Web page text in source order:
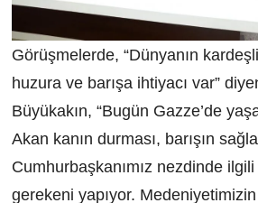
Görüşmelerde, “Dünyanın
huzura ve barışa ihtiyacı var”
Büyükakın, “Bugün Gazze’de
Akan kanın durması, barışın
Cumhurbaşkanımız nezdinde
gerekeni yapıyor. Medeniyetimizin